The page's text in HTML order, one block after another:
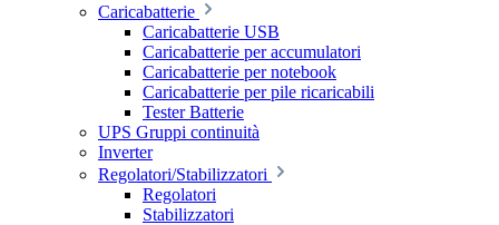
Caricabatterie
Caricabatterie USB
Caricabatterie per accumulatori
Caricabatterie per notebook
Caricabatterie per pile ricaricabili
Tester Batterie
UPS Gruppi continuità
Inverter
Regolatori/Stabilizzatori
Regolatori
Stabilizzatori